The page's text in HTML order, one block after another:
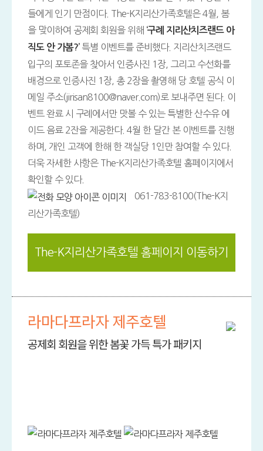
들에게 인기 만점이다. The-K지리산가족호텔은 4월, 봄
을 맞이하여 공제회 회원을 위해 ‘구례 지리산치즈랜드 아
직도 안 가봄?’특별 이벤트를 준비했다. 지리산치즈랜드
입구의 포토존을 찾아서 인증사진 1장, 그리고 수선화를
배경으로 인증사진 1장, 총 2장을 촬영해 당 호텔 공식 이
메일 주소(jirisan8100@naver.com)로 보내주면 된다. 이
벤트 완료 시 구례에서만 맛볼 수 있는 특별한 산수유 에
이드 음료 2잔을 제공한다. 4월 한 달간 본 이벤트를 진행
하며, 개인 고객에 한해 한 객실당 1인만 참여할 수 있다.
더욱 자세한 사항은 The-K지리산가족호텔 홈페이지에서
확인할 수 있다.
061-783-8100(The-K지
리산가족호텔)
The-K지리산가족호텔 홈페이지 이동하기
라마다프라자 제주호텔
공제회 회원을 위한 봄꽃 가득 특가 패키지